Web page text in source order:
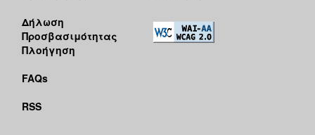
Δήλωση
Προσβασιμότητας
Πλοήγηση
FAQs
RSS